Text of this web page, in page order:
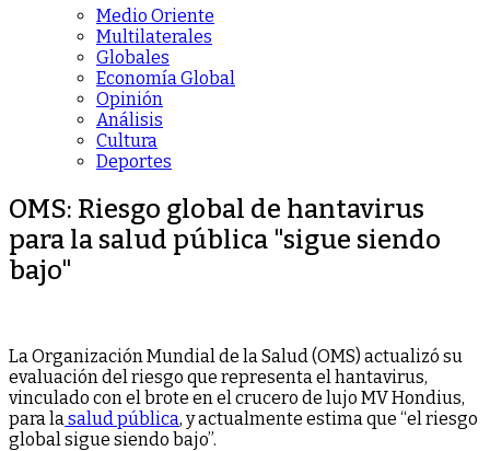
Medio Oriente
Multilaterales
Globales
Economía Global
Opinión
Análisis
Cultura
Deportes
OMS: Riesgo global de hantavirus
para la salud pública "sigue siendo
bajo"
La Organización Mundial de la Salud (OMS) actualizó su
evaluación del riesgo que representa el hantavirus,
vinculado con el brote en el crucero de lujo MV Hondius,
para lasalud pública, y actualmente estima que “el riesgo
global sigue siendo bajo”.